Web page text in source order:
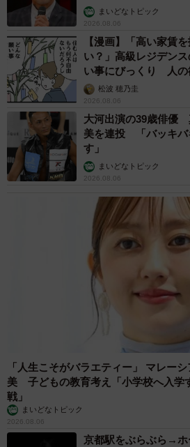
まいどなトピック
2026.08.06
【漫画】「高い家賃
い？」高級レジデン
い事にびっくり 人の
松波 穂乃圭
2026.08.06
大河出演の39歳俳優
美を連投 「バッキバ
す」
まいどなトピック
2026.08.06
「人生こそがバラエティー」 マレー
美 子どもの教育考え「小学校へ入学
戦」
まいどなトピック
2026.08.06
京都駅をぶらぶら→ホ